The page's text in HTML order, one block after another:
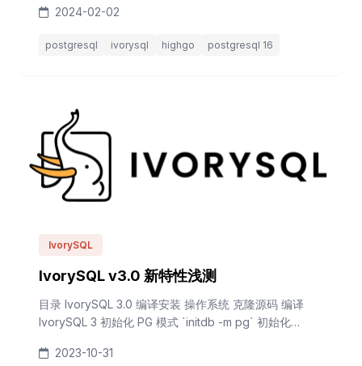
IvorySQL 3 2023-11-17, IvorySQL 3.0 Released 2024-
2024-02-02
postgresql ivorysql highgo postgresql 16
IvorySQL
IvorySQL v3.0 新特性浅测
目录 IvorySQL 3.0 编译安装 操作系统 克隆源码 编译
IvorySQL 3 初始化 PG 模式 `initdb -m pg` 初始化
号 总结 参考 本文写在 IvorySQL 3.0 发版前...
2023-10-31